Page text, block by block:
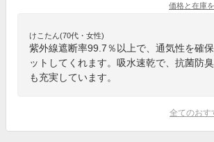
価格と在庫を
けこたん(70代・女性)
紫外線遮断率99.7％以上で、通気性を確
ットしてくれます。吸水速乾で、抗菌防
も充実しています。
全てのおす